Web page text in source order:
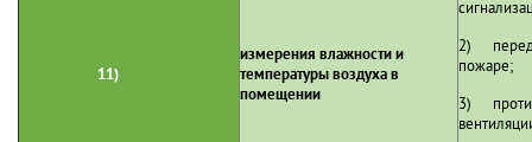
11)
измерения влажности и
температуры воздуха в
помещении
2)
пожаре;
3)